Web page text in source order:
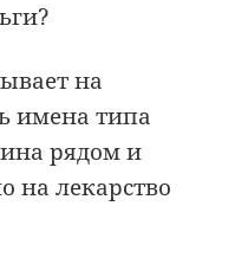
на
имена типа
рядом и
на лекарство